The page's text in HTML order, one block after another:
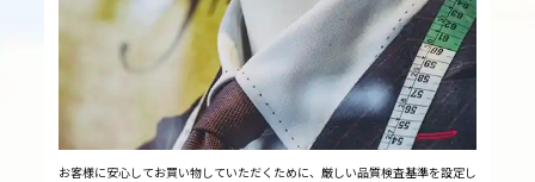
お客様に安心してお買い物していただくために、厳しい品質検査基準を設定し